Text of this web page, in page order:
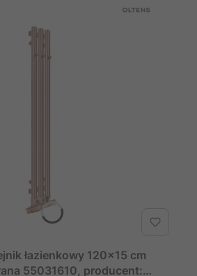
łazienkowy 120x15 cm
55031610, producent: